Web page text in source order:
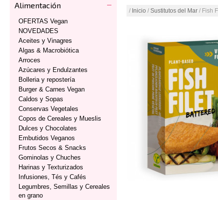
Alimentación
OFERTAS Vegan
NOVEDADES
Aceites y Vinagres
Algas & Macrobiótica
Arroces
Azúcares y Endulzantes
Bolleria y repostería
Burger & Carnes Vegan
Caldos y Sopas
Conservas Vegetales
Copos de Cereales y Mueslis
Dulces y Chocolates
Embutidos Veganos
Frutos Secos & Snacks
Gominolas y Chuches
Harinas y Texturizados
Infusiones, Tés y Cafés
Legumbres, Semillas y Cereales
en grano
/ Inicio / Sustitutos del Mar / Fish